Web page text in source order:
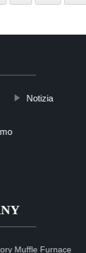
Notizia
Muffle Furnace